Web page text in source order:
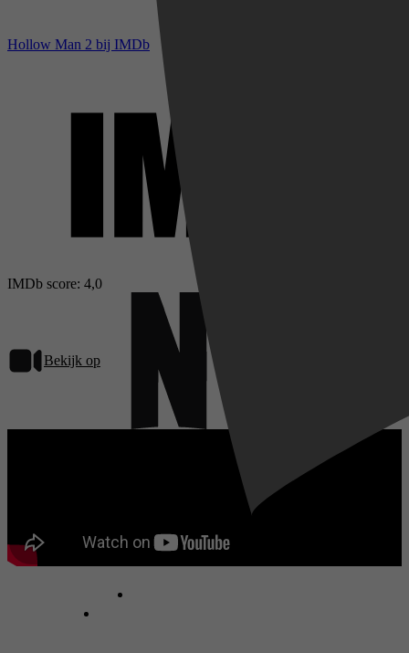
Hollow Man 2 bij IMDb
IMDb score: 4,0
Bekijk op